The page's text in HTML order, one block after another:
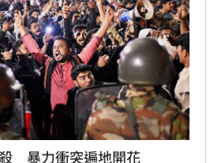
暴力衝突遍地開花